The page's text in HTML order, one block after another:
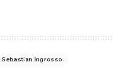
Sebastian Ingrosso